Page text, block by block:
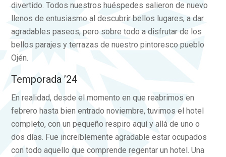
divertido. Todos nuestros huéspedes salieron de nuevo
llenos de entusiasmo al descubrir bellos lugares, a dar
agradables paseos, pero sobre todo a disfrutar de los
bellos parajes y terrazas de nuestro pintoresco pueblo
Ojén.
Temporada ’24
En realidad, desde el momento en que reabrimos en
febrero hasta bien entrado noviembre, tuvimos el hotel
completo, con un pequeño respiro aquí y allá de uno o
dos días. Fue increíblemente agradable estar ocupados
con todo aquello que comprende regentar un hotel. Una